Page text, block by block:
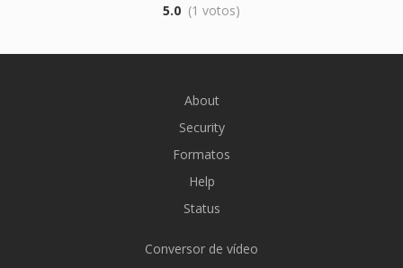
5.0 (1 votos)
About
Security
Formatos
Help
Status
Conversor de vídeo